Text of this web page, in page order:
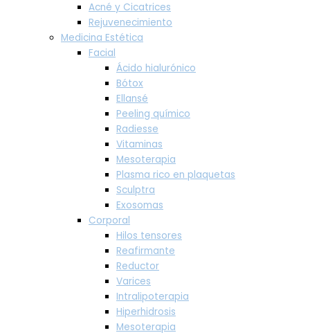
Acné y Cicatrices
Rejuvenecimiento
Medicina Estética
Facial
Ácido hialurónico
Bótox
Ellansé
Peeling químico
Radiesse
Vitaminas
Mesoterapia
Plasma rico en plaquetas
Sculptra
Exosomas
Corporal
Hilos tensores
Reafirmante
Reductor
Varices
Intralipoterapia
Hiperhidrosis
Mesoterapia